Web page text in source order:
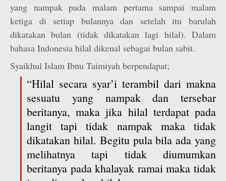
yang nampak pada malam pertama sampai malam
ketiga di setiap bulannya dan setelah itu barulah
dikatakan bulan (tidak dikatakan lagi hilal). Dalam
bahasa Indonesia hilal dikenal sebagai bulan sabit.
Syaikhul Islam Ibnu Taimiyah berpendapat;
“Hilal secara syar’i terambil dari makna
sesuatu yang nampak dan tersebar
beritanya, maka jika hilal terdapat pada
langit tapi tidak nampak maka tidak
dikatakan hilal. Begitu pula bila ada yang
melihatnya tapi tidak diumumkan
beritanya pada khalayak ramai maka tidak